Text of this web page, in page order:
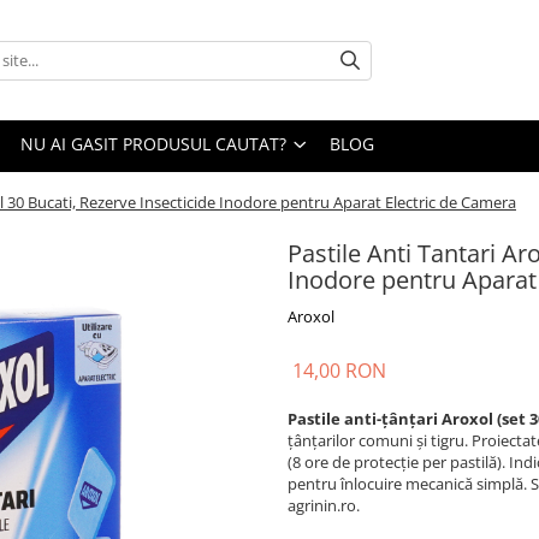
NU AI GASIT PRODUSUL CAUTAT? BLOG
Bucati, Rezerve Insecticide Inodore pentru Aparat Electric de Camera
Pastile Anti Tantari
Inodore pentru
Aroxol
14,00 RON
Pastile anti-țânțari Aroxol (set
țânțarilor comuni și tigru.
(8 ore de protecție per pastilă).
pentru înlocuire mecanică
agrinin.ro.